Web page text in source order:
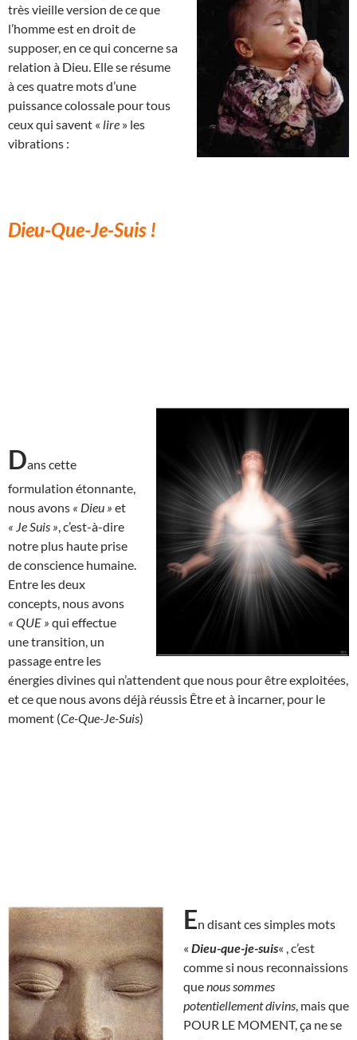
très vieille version de ce que
l’homme est en droit de
supposer, en ce qui concerne sa
relation à Dieu. Elle se résume
à ces quatre mots d’une
puissance colossale pour tous
ceux qui savent « lire » les
vibrations :
Dieu-Que-Je-Suis !
Dans cette
formulation étonnante,
nous avons « Dieu » et
« Je Suis » , c’est-à-dire
notre plus haute prise
de conscience humaine.
Entre les deux
concepts, nous avons
« QUE » qui effectue
une transition, un
passage entre les
énergies divines qui n’attendent que nous pour être exploitées,
et ce que nous avons déjà réussis Être et à incarner, pour le
moment (Ce-Que-Je-Suis)
En disant ces simples mots
« Dieu-que-je-suis« , c’est
comme si nous reconnaissions
quenous sommes
potentiellement divins , mais que
POUR LE MOMENT, ça ne se